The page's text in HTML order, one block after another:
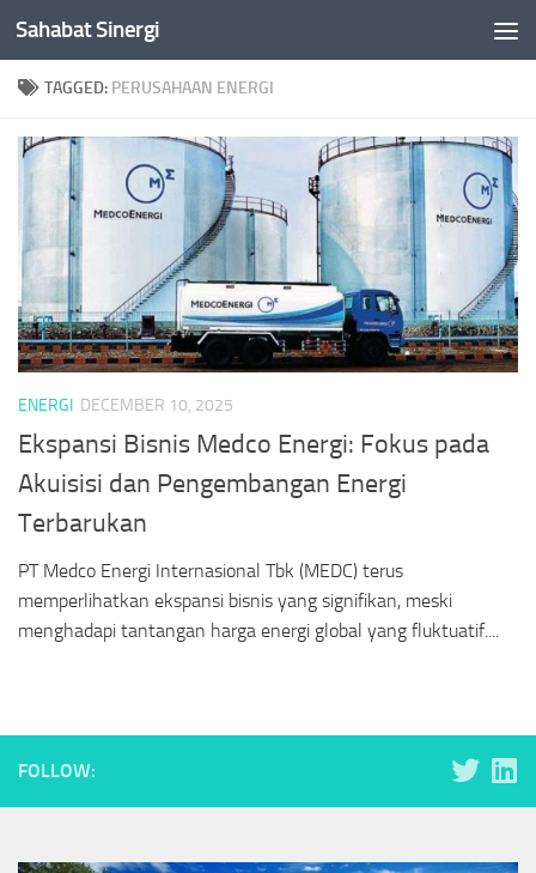
Skip to content
Sahabat Sinergi
TAGGED: PERUSAHAAN ENERGI
ENERGI DECEMBER 10, 2025
Ekspansi Bisnis Medco Energi: Fokus pada
Akuisisi dan Pengembangan Energi
Terbarukan
PT Medco Energi Internasional Tbk (MEDC) terus
memperlihatkan ekspansi bisnis yang signifikan, meski
menghadapi tantangan harga energi global yang fluktuatif....
FOLLOW: